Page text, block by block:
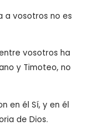
a vosotros no es
vosotros ha
y Timoteo, no
en él Sí, y en él
de Dios.